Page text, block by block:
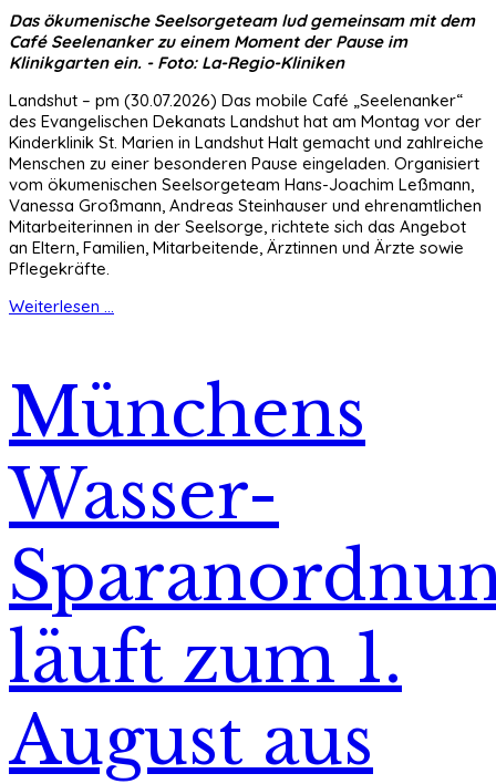
Das ökumenische Seelsorgeteam lud gemeinsam mit dem
Café Seelenanker zu einem Moment der Pause im
Klinikgarten ein. - Foto: La-Regio-Kliniken
Landshut – pm (30.07.2026) Das mobile Café „Seelenanker“
des Evangelischen Dekanats Landshut hat am Montag vor der
Kinderklinik St. Marien in Landshut Halt gemacht und zahlreiche
Menschen zu einer besonderen Pause eingeladen. Organisiert
vom ökumenischen Seelsorgeteam Hans-Joachim Leßmann,
Vanessa Großmann, Andreas Steinhauser und ehrenamtlichen
Mitarbeiterinnen in der Seelsorge, richtete sich das Angebot
an Eltern, Familien, Mitarbeitende, Ärztinnen und Ärzte sowie
Pflegekräfte.
Weiterlesen ...
Münchens
Wasser-
läuft zum 1.
August aus